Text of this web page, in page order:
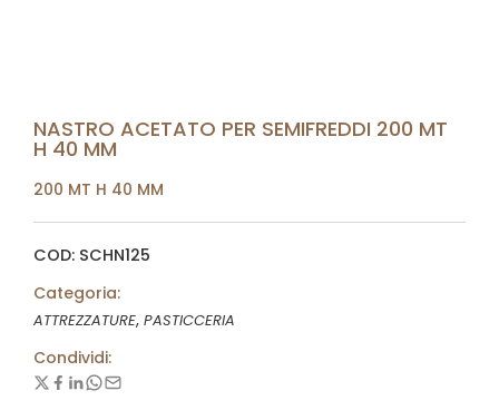
NASTRO ACETATO PER SEMIFREDDI 200 MT
H 40 MM
200 MT H 40 MM
COD: SCHN125
Categoria:
ATTREZZATURE, PASTICCERIA
Condividi: